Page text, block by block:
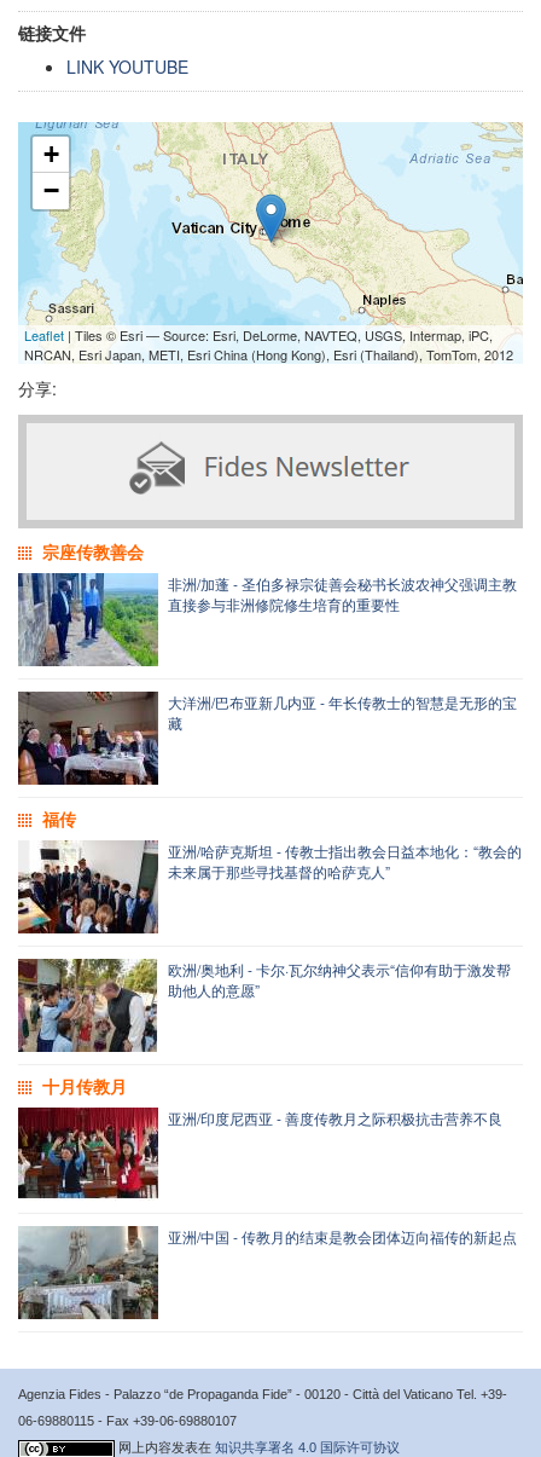
链接文件
LINK YOUTUBE
+
−
Leaflet | Tiles © Esri — Source: Esri, DeLorme, NAVTEQ, USGS, Intermap, iPC,
NRCAN, Esri Japan, METI, Esri China (Hong Kong), Esri (Thailand), TomTom, 2012
分享:
宗座传教善会
非洲/加蓬 - 圣伯多禄宗徒善会秘书长波农神父强调主教
直接参与非洲修院修生培育的重要性
大洋洲/巴布亚新几内亚 - 年长传教士的智慧是无形的宝
藏
福传
亚洲/哈萨克斯坦 - 传教士指出教会日益本地化：“教会的
未来属于那些寻找基督的哈萨克人”
欧洲/奥地利 - 卡尔·瓦尔纳神父表示“信仰有助于激发帮
助他人的意愿”
十月传教月
亚洲/印度尼西亚 - 善度传教月之际积极抗击营养不良
亚洲/中国 - 传教月的结束是教会团体迈向福传的新起点
Agenzia Fides - Palazzo “de Propaganda Fide” - 00120 - Città del Vaticano Tel. +39-
06-69880115 - Fax +39-06-69880107
网上内容发表在 知识共享署名 4.0 国际许可协议